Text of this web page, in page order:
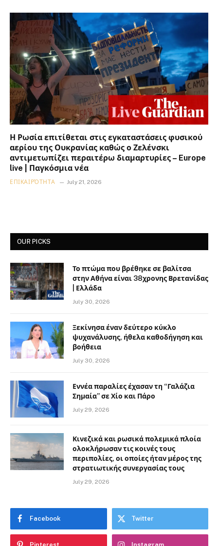
Η Ρωσία επιτίθεται στις εγκαταστάσεις φυσικού
αερίου της Ουκρανίας καθώς ο Ζελένσκι
αντιμετωπίζει περαιτέρω διαμαρτυρίες – Europe
live | Παγκόσμια νέα
ΕΠΙΚΑΙΡΌΤΗΤΑ July 21, 2026
OUR PICKS
Το πτώμα που βρέθηκε σε βαλίτσα
στην Αθήνα είναι 38χρονης Βρετανίδας
| Ελλάδα
July 30, 2026
Ξεκίνησα έναν δεύτερο κύκλο
ψυχανάλυσης, ήθελα καθοδήγηση και
βοήθεια
July 30, 2026
Εννέα παραλίες έχασαν τη “Γαλάζια
Σημαία” σε Χίο και Πάρο
July 29, 2026
Κινεζικά και ρωσικά πολεμικά πλοία
ολοκλήρωσαν τις κοινές τους
περιπολίες, οι οποίες ήταν μέρος της
στρατιωτικής συνεργασίας τους
July 29, 2026
Facebook Twitter